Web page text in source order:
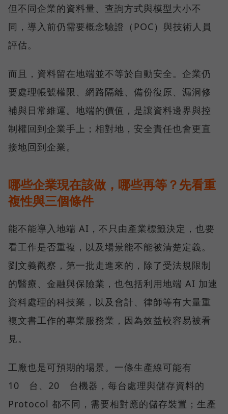
但不同企業的資料量、查詢方式與模型大小不
同，導入前仍需要概念驗證（POC）與技術人員
評估。
而且，資料留在地端並不等於自動安全。企業仍
要處理帳號權限、網路隔離、備份復原、漏洞修
補與日常維運。地端的價值，是讓資料邊界與控
制權回到企業手上；相對地，安全責任也會更直
接地回到企業。
哪些企業現在該做，哪些再等？先看重
複性與三個條件
能不能導入地端 AI，不只由產業標籤決定，也要
看工作是否重複，以及場景能不能被清楚定義。
劉文義觀察，第一批走進來的，除了受法規限制
的醫療、金融與保險業，也包括利用地端 AI 加速
資料處理的科技業，以及會計、律師等有大量重
複文書工作的專業服務業，因為效益較容易被看
見。
工廠也是可預期的場景。一條生產線可能有
10 台、20 台機器，每台處理與儲存資料的
Protocol 都不同，需要相對應的儲存裝置；生產